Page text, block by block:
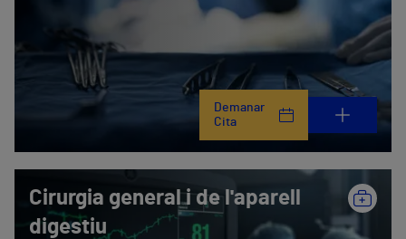
Demanar
Cita
Cirurgia general i de l'aparell
digestiu